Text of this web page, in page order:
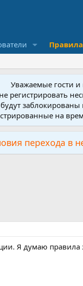
Правила
Уважаемые гости
регистрировать
на
перехода в
Я думаю правила